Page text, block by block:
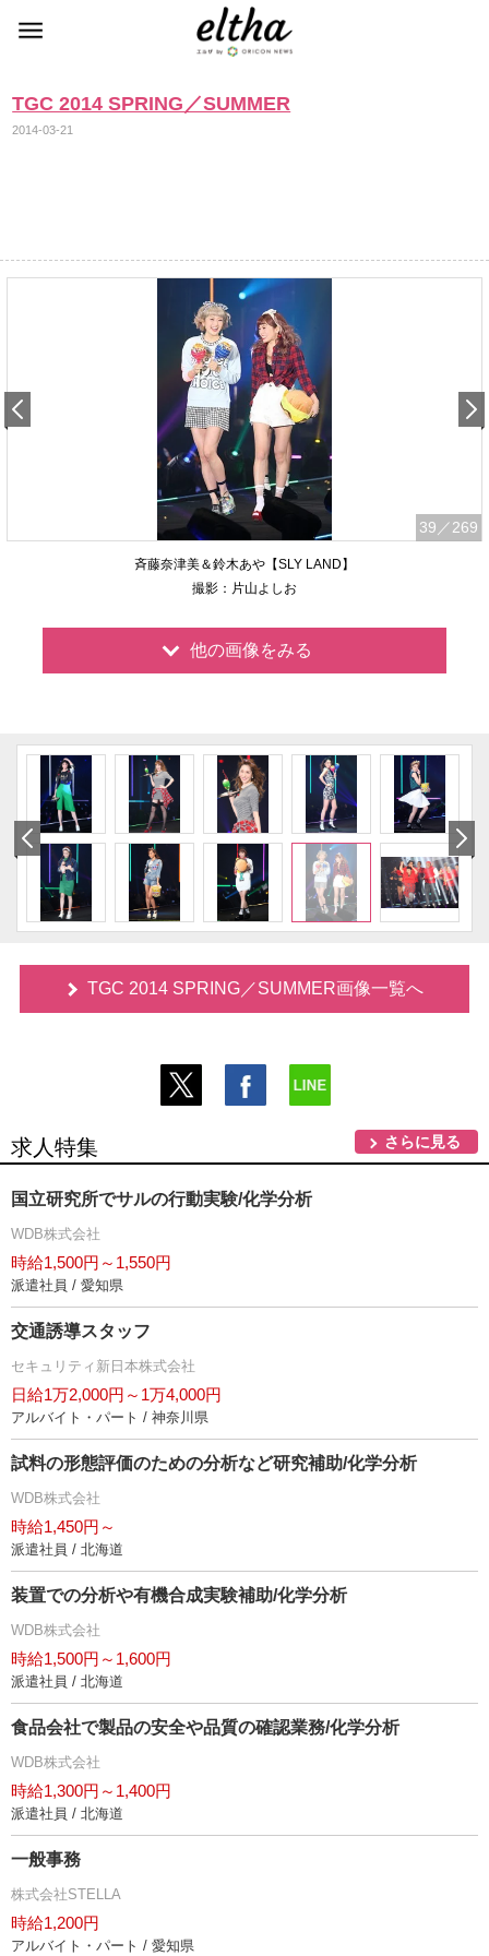
TGC 2014 SPRING／SUMMER
2014-03-21
39 ／269
斉藤奈津美＆鈴木あや【SLY LAND】
撮影：片山よしお
他の画像をみる
TGC 2014 SPRING／SUMMER画像一覧へ
求人特集 さらに見る
国立研究所でサルの行動実験/化学分析
WDB株式会社
時給1,500円～1,550円
派遣社員 / 愛知県
交通誘導スタッフ
セキュリティ新日本株式会社
日給1万2,000円～1万4,000円
アルバイト・パート / 神奈川県
試料の形態評価のための分析など研究補助/化学分析
WDB株式会社
時給1,450円～
派遣社員 / 北海道
装置での分析や有機合成実験補助/化学分析
WDB株式会社
時給1,500円～1,600円
派遣社員 / 北海道
食品会社で製品の安全や品質の確認業務/化学分析
WDB株式会社
時給1,300円～1,400円
派遣社員 / 北海道
一般事務
株式会社STELLA
時給1,200円
アルバイト・パート / 愛知県